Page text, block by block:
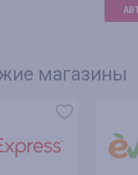
магазины